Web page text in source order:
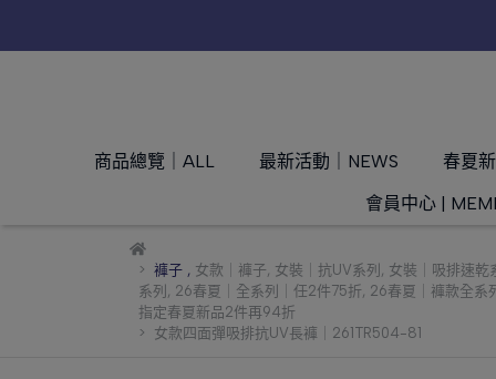
商品總覽｜ALL 最新活動｜NEWS 春夏
會員中心 |
褲子 , 女款｜褲子, 女裝｜抗UV系列 , 女裝｜吸排速乾
系列 , 26春夏｜全系列｜任2件75折, 26春夏｜褲款全系
指定春夏新品2件再94折
女款四面彈吸排抗UV長褲｜261TR504-81